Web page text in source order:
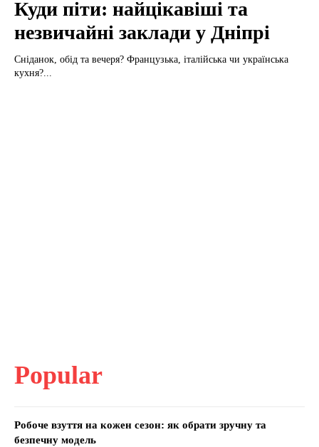
Куди піти: найцікавіші та
незвичайні заклади у Дніпрі
Сніданок, обід та вечеря? Французька, італійська чи українська
кухня?...
Popular
Робоче взуття на кожен сезон: як обрати зручну та
безпечну модель